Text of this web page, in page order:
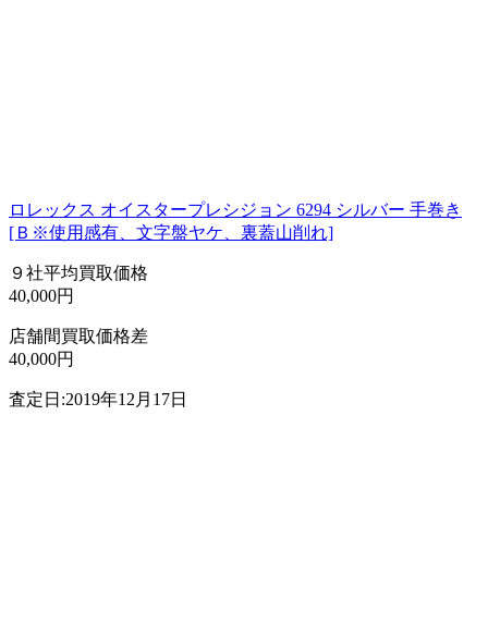
ロレックス オイスタープレシジョン 6294 シルバー 手巻き
[Ｂ※使用感有、文字盤ヤケ、裏蓋山削れ]
９社平均買取価格
40,000円
店舗間買取価格差
40,000円
査定日:2019年12月17日